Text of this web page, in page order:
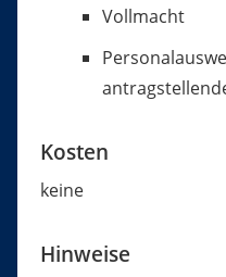
Vollmacht
Kosten
keine
Hinweise